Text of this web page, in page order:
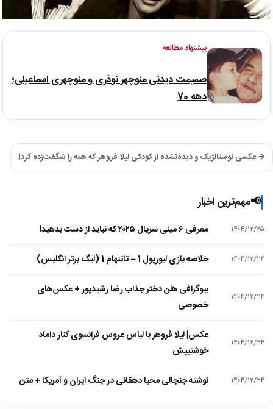
پیشنهاد مطالعه
صمیمت دیدنی منوچهر نوذری و منوچهری اسماعیلی؛
دهه 70
→ عکسی نوستالژیک و دیده‌نشده از کودکی لیلا فروهر که همه را شگفت‌زده کرد!
📢مهم‌ترین اخبار
۱۴۰۴/۱۲/۲۵ معرفی ۶ مینی سریال ۲۰۲۵ که نباید از دست بدهید!
۱۴۰۴/۱۲/۲۴ خلاصه بازی لیورپول 1 – تاتنهام 1 (لیگ برتر انگلیس)
۱۴۰۴/۱۲/۲۴
بیوگرافی هلن دختر جذاب رضا رشیدپور + عکس‌های
خصوصی
۱۴۰۴/۱۲/۲۴
عکس| لیلا فروهر با لباس عروس فرانسوی کنار داماد
خوشتیپش
۱۴۰۴/۱۲/۲۴ نوشته جنجالی محیا دهقانی در جنگ ایران و آمریکا + متن